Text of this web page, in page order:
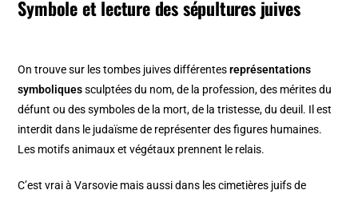
Symbole et lecture des sépultures juives
On trouve sur les tombes juives différentesreprésentations
symboliquessculptées du nom, de la profession, des mérites du
défunt ou des symboles de la mort, de la tristesse, du deuil. Il est
interdit dans le judaïsme de représenter des figures humaines.
Les motifs animaux et végétaux prennent le relais.
C’est vrai à Varsovie mais aussi dans les cimetières juifs de